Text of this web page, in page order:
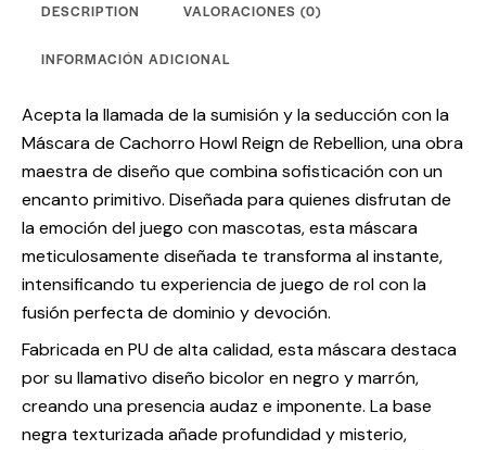
DESCRIPTION VALORACIONES (0)
INFORMACIÓN ADICIONAL
Acepta la llamada de la sumisión y la seducción con la
Máscara de Cachorro Howl Reign de Rebellion, una obra
maestra de diseño que combina sofisticación con un
encanto primitivo. Diseñada para quienes disfrutan de
la emoción del juego con mascotas, esta máscara
meticulosamente diseñada te transforma al instante,
intensificando tu experiencia de juego de rol con la
fusión perfecta de dominio y devoción.
Fabricada en PU de alta calidad, esta máscara destaca
por su llamativo diseño bicolor en negro y marrón,
creando una presencia audaz e imponente. La base
negra texturizada añade profundidad y misterio,